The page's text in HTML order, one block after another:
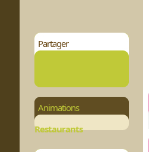
Partager
Animations
Restaurants